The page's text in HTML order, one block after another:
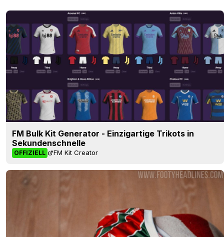
FM Bulk Kit Generator - Einzigartige Trikots in
Sekundenschnelle
OFFIZIELL FM Kit Creator